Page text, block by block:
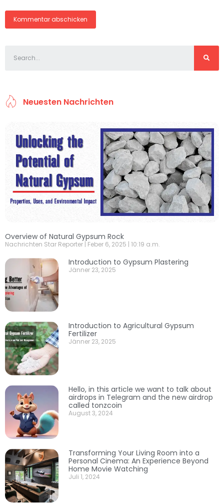
Neuesten Nachrichten
Overview of Natural Gypsum Rock
Nachrichten Star Reporter Feber 6, 2025 10:19 a.m.
Introduction to Gypsum Plastering
Jänner 23, 2025
Introduction to Agricultural Gypsum
Fertilizer
Jänner 23, 2025
Hello, in this article we want to talk about
airdrops in Telegram and the new airdrop
called tonzcoin
August 3, 2024
Transforming Your Living Room into a
Personal Cinema: An Experience Beyond
Home Movie Watching
Juli 1, 2024